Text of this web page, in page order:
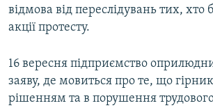
відмова від переслідувань тих, хто
акції протесту.
16 вересня підприємство
заяву, де мовиться про те, що
рішенням та в порушення